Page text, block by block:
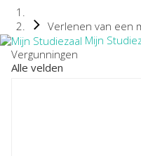
Verlenen van een
Mijn
Vergunningen
Alle velden